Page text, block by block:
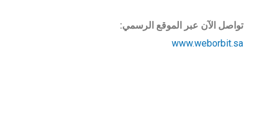
تواصل الآن عبر الموقع الرسمي:
www.weborbit.sa